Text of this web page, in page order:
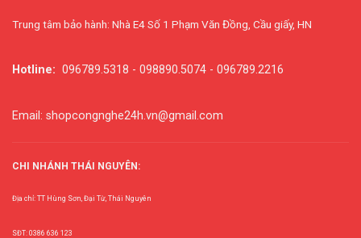
Trung tâm bảo hành: Nhà E4 Số 1 Phạm Văn Đồng, Cầu giấy, HN
Hotline: 096789.5318 - 098890.5074 - 096789.2216
Email: shopcongnghe24h.vn@gmail.com
CHI NHÁNH THÁI NGUYÊN:
Địa chỉ: TT Hùng Sơn, Đại Từ, Thái Nguyên
SĐT: 0386 636 123